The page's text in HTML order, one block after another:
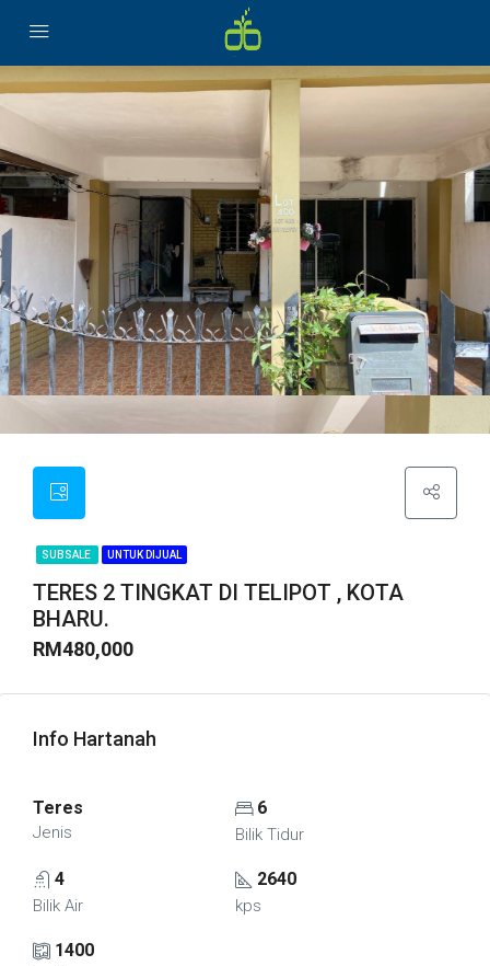
SUBSALE UNTUK DIJUAL
TERES 2 TINGKAT DI TELIPOT , KOTA
BHARU.
RM480,000
Info Hartanah
Teres
Jenis
6
Bilik Tidur
4
Bilik Air
2640
kps
1400